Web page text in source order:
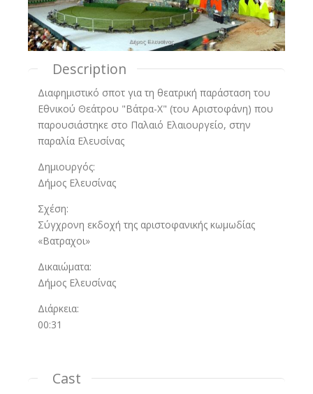
Description
Διαφημιστικό σποτ για τη θεατρική παράσταση του
Εθνικού Θεάτρου "Βάτρα-Χ" (του Αριστοφάνη) που
παρουσιάστηκε στο Παλαιό Ελαιουργείο, στην
παραλία Ελευσίνας
Δημιουργός:
Δήμος Ελευσίνας
Σχέση:
Σύγχρονη εκδοχή της αριστοφανικής κωμωδίας
«Βατραχοι»
Δικαιώματα:
Δήμος Ελευσίνας
Διάρκεια:
00:31
Cast